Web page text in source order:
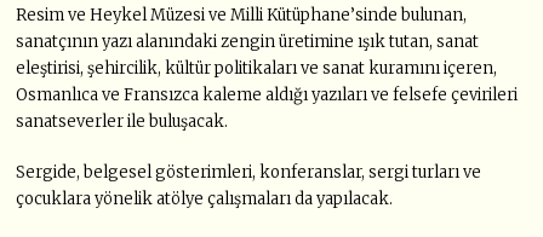
Resim ve Heykel Müzesi ve Milli Kütüphane’sinde bulunan,
sanatçının yazı alanındaki zengin üretimine ışık tutan, sanat
eleştirisi, şehircilik, kültür politikaları ve sanat kuramını içeren,
Osmanlıca ve Fransızca kaleme aldığı yazıları ve felsefe çevirileri
sanatseverler ile buluşacak.
Sergide, belgesel gösterimleri, konferanslar, sergi turları ve
çocuklara yönelik atölye çalışmaları da yapılacak.